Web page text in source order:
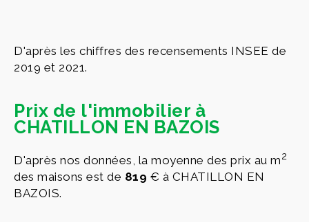
D'après les chiffres des recensements INSEE de
2019 et 2021.
Prix de l'immobilier à
CHATILLON EN BAZOIS
D'après nos données, la moyenne des prix au m2
des maisons est de 819 € à CHATILLON EN
BAZOIS.